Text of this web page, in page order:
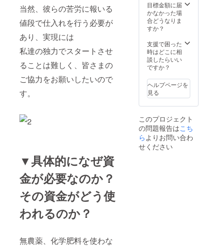
当然、彼らの苦労に報いる
値段で仕入れを行う必要が
あり、実現には
私達の独力でスタートさせ
ることは難しく、皆さまの
ご協力をお願いしたいので
す。
▼具体的になぜ資
金が必要なのか？
その資金がどう使
われるのか？
無農薬、化学肥料を使わな
目標金額に届
かなかった場
合どうなりま
すか？
支援で困った
時はどこに相
談したらいい
ですか？
ヘルプページを
見る
このプロジェクト
の問題報告はこち
らよりお問い合わ
せください